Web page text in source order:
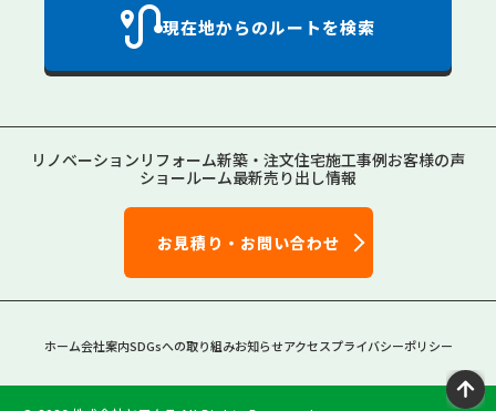
現在地からのルートを検索
リノベーション リフォーム新築・注文住宅施工事例お客様の声
ショールーム最新売り出し情報
お見積り・お問い合わせ
ホーム会社案内SDGsへの取り組みお知らせアクセスプライバシーポリシー